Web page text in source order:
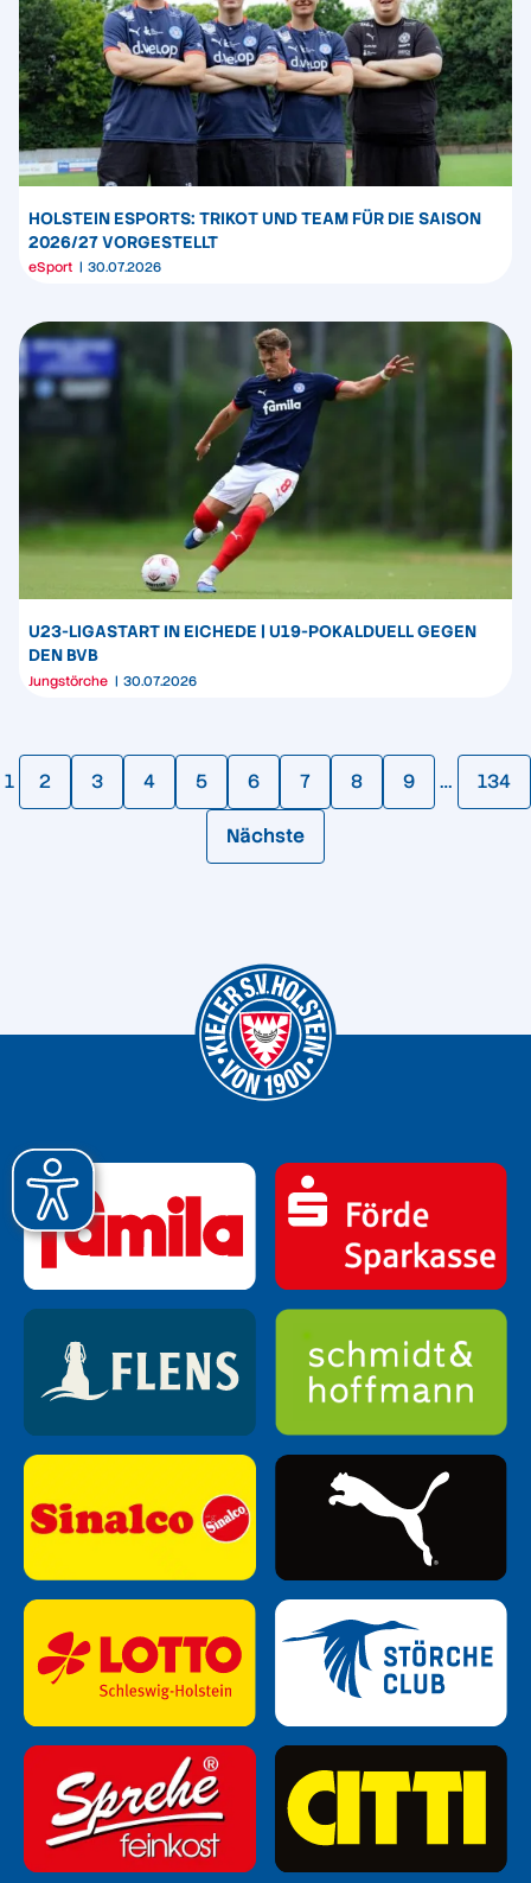
HOLSTEIN ESPORTS: TRIKOT UND TEAM FÜR DIE SAISON
2026/27 VORGESTELLT
eSport 30.07.2026
U23-LIGASTART IN EICHEDE | U19-POKALDUELL GEGEN
DEN BVB
Jungstörche 30.07.2026
1 2 3 4 5 6 7 8 9 … 134
Nächste